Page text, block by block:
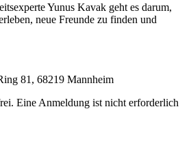
Yunus Kavak geht es darum,
neue Freunde zu finden und
81, 68219 Mannheim
Eine Anmeldung ist nicht erforderlich